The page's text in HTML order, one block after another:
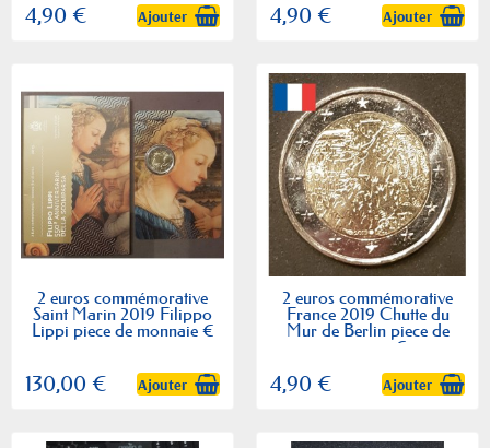
4,90 € Ajouter 4,90 € Ajouter
2 euros commémorative
Saint Marin 2019 Filippo
Lippi piece de monnaie €
130,00 € Ajouter
2 euros commémorative
France 2019 Chutte du
Mur de Berlin piece de
monnaie €
4,90 € Ajouter